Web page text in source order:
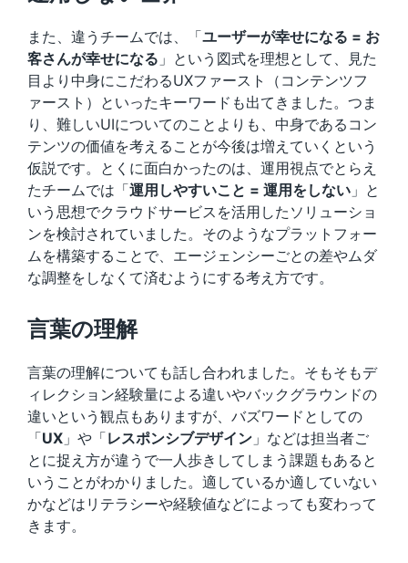
また、違うチームでは、「ユーザーが幸せになる = お
客さんが幸せになる 」という図式を理想として、見た
目より中身にこだわるUXファースト（コンテンツフ
ァースト）といったキーワードも出てきました。つま
り、難しいUIについてのことよりも、中身であるコン
テンツの価値を考えることが今後は増えていくという
仮説です。とくに面白かったのは、運用視点でとらえ
たチームでは「運用しやすいこと = 運用をしない 」と
いう思想でクラウドサービスを活用したソリューショ
ンを検討されていました。そのようなプラットフォー
ムを構築することで、エージェンシーごとの差やムダ
な調整をしなくて済むようにする考え方です。
言葉の理解
言葉の理解についても話し合われました。そもそもデ
ィレクション経験量による違いやバックグラウンドの
違いという観点もありますが、バズワードとしての
「UX 」や「レスポンシブデザイン 」などは担当者ご
とに捉え方が違うで一人歩きしてしまう課題もあると
いうことがわかりました。適しているか適していない
かなどはリテラシーや経験値などによっても変わって
きます。